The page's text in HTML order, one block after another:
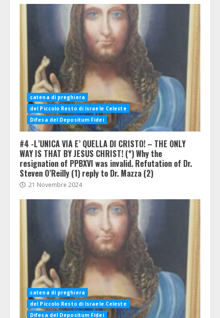
catena di preghiera
del Piccolo Resto di Israele Celeste
Difesa del Depositum Fidei
#4 -L’UNICA VIA E’ QUELLA DI CRISTO! – THE ONLY
WAY IS THAT BY JESUS CHRIST! (*) Why the
resignation of PPBXVI was invalid. Refutation of Dr.
Steven O’Reilly (1) reply to Dr. Mazza (2)
21 Novembre 2024
catena di preghiera
del Piccolo Resto di Israele Celeste
Difesa del Depositum Fidei